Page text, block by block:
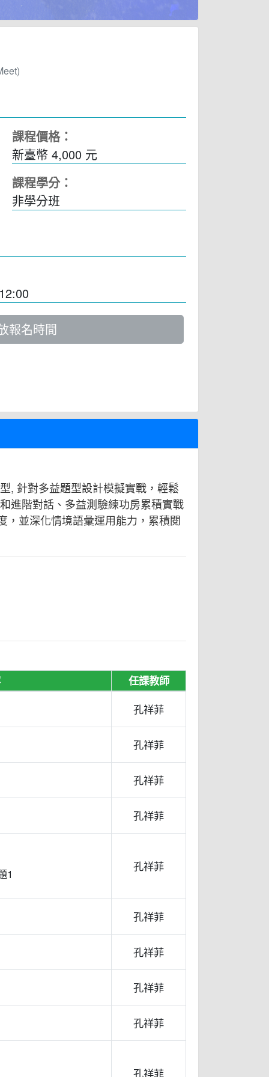
課程價格：
新臺幣 4,000 元
課程學分：
非學分班
報名時間
, 針對多益題型設計模擬實戰，輕鬆
進階對話、多益測驗練功房累積實戰
，並深化情境語彙運用能力，累積閱
任課教師
孔祥菲
孔祥菲
孔祥菲
孔祥菲
1
孔祥菲
孔祥菲
孔祥菲
孔祥菲
孔祥菲
孔祥菲